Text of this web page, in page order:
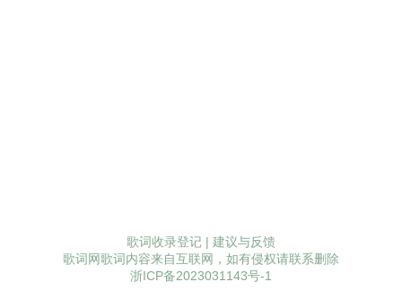
歌词收录登记 | 建议与反馈
歌词网歌词内容来自互联网，如有侵权请联系删除
浙ICP备2023031143号-1